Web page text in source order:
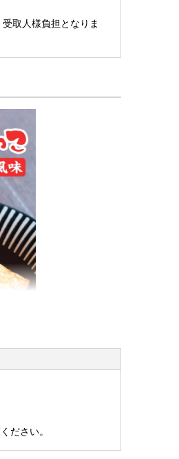
取人様負担となりま
ださい。